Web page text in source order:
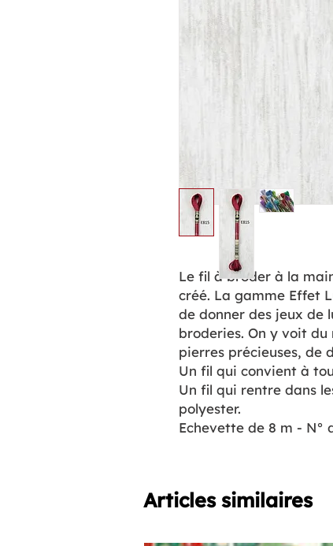
Le fil à broder à la
créé. La gamme Effet
de donner des jeux de
broderies. On y voit
pierres précieuses, de
Un fil qui convient à
Un fil qui rentre dans
polyester.
Echevette de 8 m - N°
Articles similaires